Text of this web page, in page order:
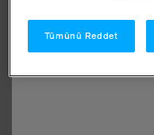
Tümünü Reddet